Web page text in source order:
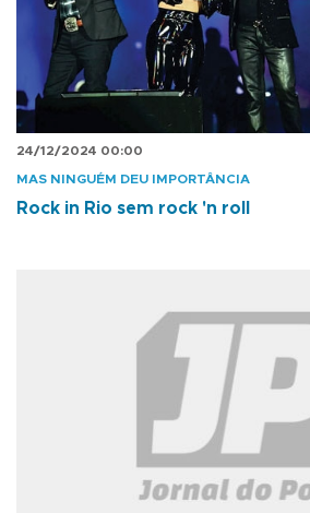
24/12/2024 00:00
MAS NINGUÉM DEU IMPORTÂNCIA
Rock in Rio sem rock 'n roll